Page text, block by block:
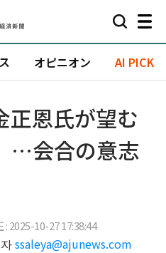
オピニオン AI PICK
正恩氏が望む
…会合の意志
: 2025-10-27 17:38:44
ssaleya@ajunews.com